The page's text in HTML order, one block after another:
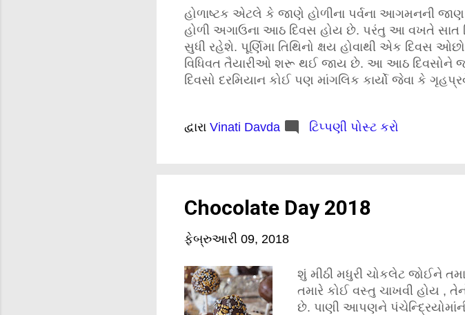
હોળાષ્ટક એટલે કે જાણે હોળીના પર્વના આગમનની જાણ
હોળી અગાઉના આઠ દિવસ હોય છે. પરંતુ આ વખતે સાત
સુધી રહેશે. પૂર્ણિમા તિથિનો ક્ષય હોવાથી એક દિવસ
વિધિવત તૈયારીઓ શરૂ થઈ જાય છે. આ આઠ દિવસોને
દિવસો દરમિયાન કોઈ પણ માંગલિક કાર્યો જેવા કે
અષ્ટમીના ચંદ્ર , નવમીના સૂર્ય , દસમના શનિ ,
દ્વારા Vinati Davda ટિપ્પણી પોસ્ટ કરો
Chocolate Day 2018
ફેબ્રુઆરી 09, 2018
શું મીઠી મધુરી ચોકલેટ જોઈને
તમારે કોઈ વસ્તુ ચાખવી હોય ,
છે. પાણી આપણને